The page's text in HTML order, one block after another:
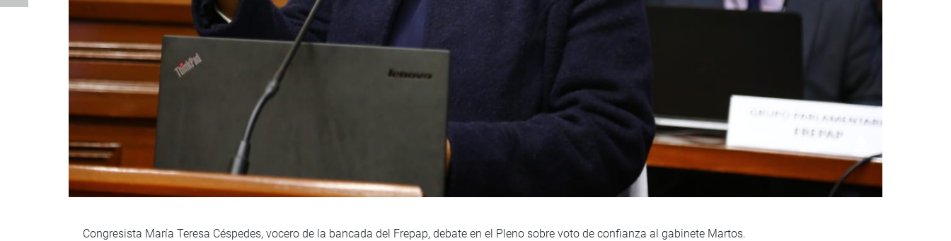
Congresista María Teresa Céspedes, vocero de la bancada del Frepap, debate en el Pleno sobre voto de confianza al gabinete Martos.